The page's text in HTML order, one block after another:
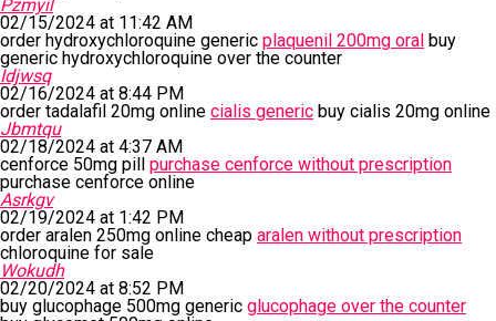
Pzmyil
02/15/2024 at 11:42 AM
order hydroxychloroquine generic plaquenil 200mg oral buy
generic hydroxychloroquine over the counter
Idjwsq
02/16/2024 at 8:44 PM
order tadalafil 20mg online cialis generic buy cialis 20mg online
Jbmtqu
02/18/2024 at 4:37 AM
cenforce 50mg pill purchase cenforce without prescription
purchase cenforce online
Asrkgv
02/19/2024 at 1:42 PM
order aralen 250mg online cheap aralen without prescription
chloroquine for sale
Wokudh
02/20/2024 at 8:52 PM
buy glucophage 500mg generic glucophage over the counter